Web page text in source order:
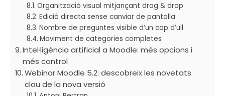
Organització visual mitjançant drag & drop
Edició directa sense canviar de pantalla
Nombre de preguntes visible d’un cop d’ull
Moviment de categories completes
Intel·ligència artificial a Moodle: més opcions i
més control
Webinar Moodle 5.2: descobreix les novetats
clau de la nova versió